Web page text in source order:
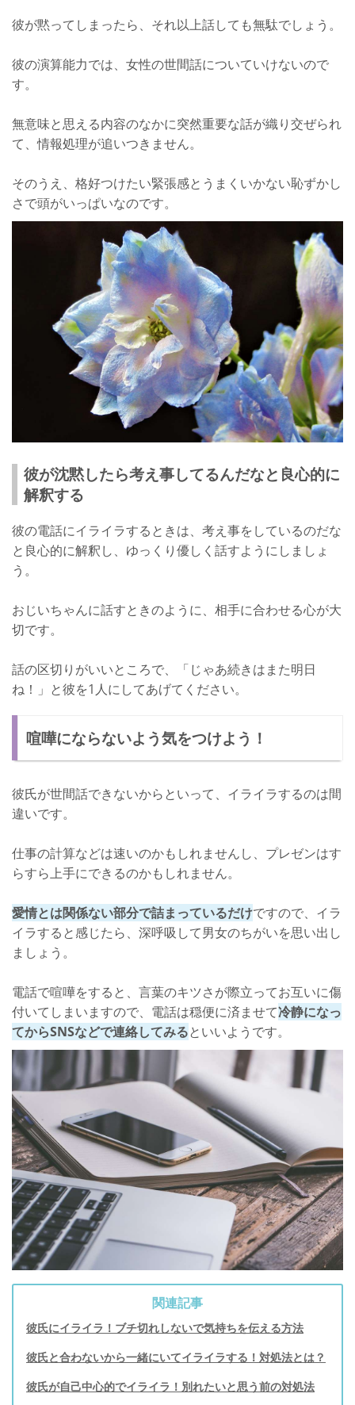
彼が黙ってしまったら、それ以上話しても無駄でしょう。
彼の演算能力では、女性の世間話についていけないので
す。
無意味と思える内容のなかに突然重要な話が織り交ぜられ
て、情報処理が追いつきません。
そのうえ、格好つけたい緊張感とうまくいかない恥ずかし
さで頭がいっぱいなのです。
彼が沈黙したら考え事してるんだなと良心的に
解釈する
彼の電話にイライラするときは、考え事をしているのだな
と良心的に解釈し、ゆっくり優しく話すようにしましょ
う。
おじいちゃんに話すときのように、相手に合わせる心が大
切です。
話の区切りがいいところで、「じゃあ続きはまた明日
ね！」と彼を1人にしてあげてください。
喧嘩にならないよう気をつけよう！
彼氏が世間話できないからといって、イライラするのは間
違いです。
仕事の計算などは速いのかもしれませんし、プレゼンはす
らすら上手にできるのかもしれません。
愛情とは関係ない部分で詰まっているだけですので、イラ
イラすると感じたら、深呼吸して男女のちがいを思い出し
ましょう。
電話で喧嘩をすると、言葉のキツさが際立ってお互いに傷
付いてしまいますので、電話は穏便に済ませて冷静になっ
てからSNSなどで連絡してみるといいようです。
関連記事
彼氏にイライラ！ブチ切れしないで気持ちを伝える方法
彼氏と合わないから一緒にいてイライラする！対処法とは？
彼氏が自己中心的でイライラ！別れたいと思う前の対処法